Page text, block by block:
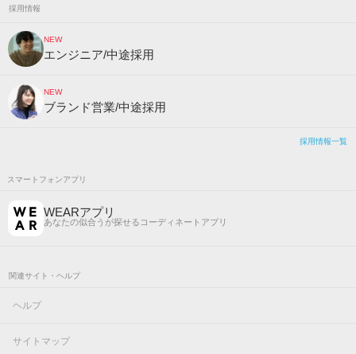
採用情報
NEW
エンジニア/中途採用
NEW
ブランド営業/中途採用
採用情報一覧
スマートフォンアプリ
WEARアプリ
あなたの似合うが探せるコーディネートアプリ
関連サイト・ヘルプ
ヘルプ
サイトマップ